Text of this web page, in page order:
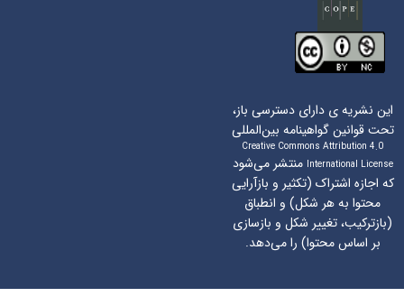
این نشریه ی دارای دسترسی باز،
تحت قوانین گواهینامه بین‌المللی
Creative Commons Attribution 4.0
International Licenseمنتشر می‌شود
که اجازه اشتراک (تکثیر و بازآرایی
محتوا به هر شکل) و انطباق
(بازترکیب، تغییر شکل و بازسازی
بر اساس محتوا) را می‌دهد.